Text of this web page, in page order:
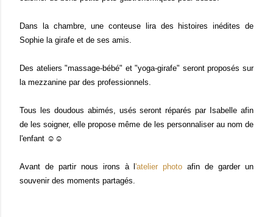
Dans la chambre, une conteuse lira des histoires inédites de
Sophie la girafe et de ses amis.
Des ateliers "massage-bébé" et "yoga-girafe" seront proposés sur
la mezzanine par des professionnels.
Tous les doudous abimés, usés seront réparés par Isabelle afin
de les soigner, elle propose même de les personnaliser au nom de
l'enfant ☺☺
Avant de partir nous irons à l'atelier photo afin de garder un
souvenir des moments partagés.